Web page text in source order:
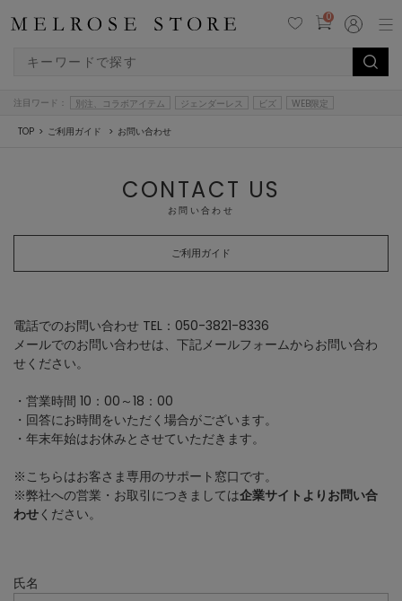
0
注目ワード： 別注、コラボアイテム ジェンダーレス ビズ WEB限定
TOP ご利用ガイド お問い合わせ
CONTACT US
お問い合わせ
ご利用ガイド
電話でのお問い合わせ TEL：050-3821-8336
メールでのお問い合わせは、下記メールフォームからお問い合わ
せください。
・営業時間 10：00～18：00
・回答にお時間をいただく場合がございます。
・年末年始はお休みとさせていただきます。
※こちらはお客さま専用のサポート窓口です。
※弊社への営業・お取引につきましては企業サイトよりお問い合
わせください。
氏名